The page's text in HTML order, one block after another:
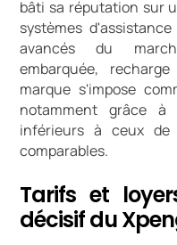
bâti sa réputation sur
systèmes
avancés du
embarquée,
marque s'impose
notamment grâce à
inférieurs à ceux de
comparables.
Tarifs et
décisif du